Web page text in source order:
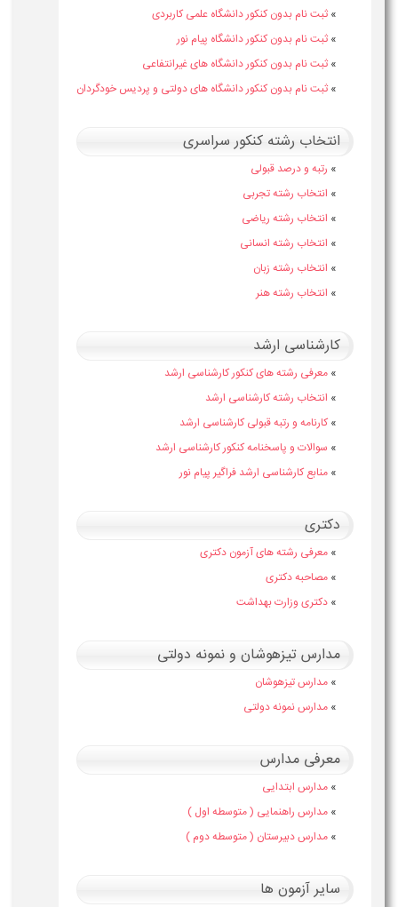
» ثبت نام بدون کنکور دانشگاه علمی کاربردی
» ثبت نام بدون کنکور دانشگاه پیام نور
» ثبت نام بدون کنکور دانشگاه های غیرانتفاعی
» ثبت نام بدون کنکور دانشگاه های دولتی و پردیس خودگردان
انتخاب رشته کنکور سراسری
» رتبه و درصد قبولی
» انتخاب رشته تجربی
» انتخاب رشته ریاضی
» انتخاب رشته انسانی
» انتخاب رشته زبان
» انتخاب رشته هنر
کارشناسی ارشد
» معرفی رشته های کنکور کارشناسی ارشد
» انتخاب رشته کارشناسی ارشد
» کارنامه و رتبه قبولی کارشناسی ارشد
» سوالات و پاسخنامه کنکور کارشناسی ارشد
» منابع کارشناسی ارشد فراگیر پیام نور
دکتری
» معرفی رشته های آزمون دکتری
» مصاحبه دکتری
» دکتری وزارت بهداشت
مدارس تیزهوشان و نمونه دولتی
» مدارس تیزهوشان
» مدارس نمونه دولتی
معرفی مدارس
» مدارس ابتدایی
» مدارس راهنمایی ( متوسطه اول )
» مدارس دبیرستان ( متوسطه دوم )
سایر آزمون ها